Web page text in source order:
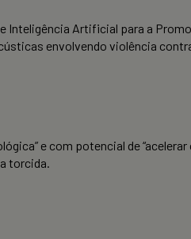
Inteligência Artificial para a
envolvendo violência
e com potencial de
torcida.